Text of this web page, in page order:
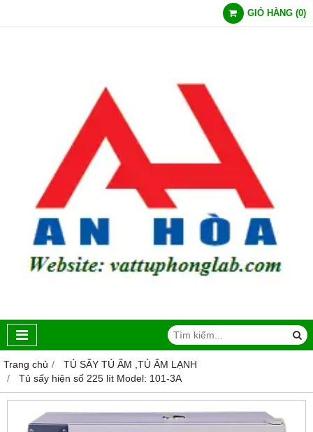
GIỎ HÀNG (0)
Trang chủ
TỦ SẤY TỦ ẤM ,TỦ ẤM LẠNH
Tủ sấy hiện số 225 lít Model: 101-3A